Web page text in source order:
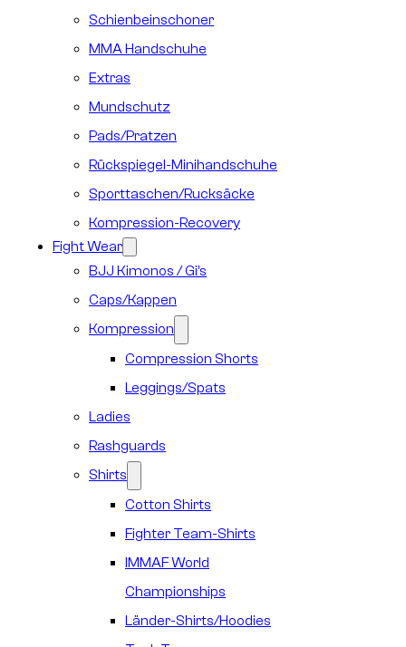
Schienbeinschoner
MMA Handschuhe
Extras
Mundschutz
Pads/Pratzen
Rückspiegel-Minihandschuhe
Sporttaschen/Rucksäcke
Kompression-Recovery
Fight Wear
BJJ Kimonos / Gi’s
Caps/Kappen
Kompression
Compression Shorts
Leggings/Spats
Ladies
Rashguards
Shirts
Cotton Shirts
Fighter Team-Shirts
IMMAF World
Championships
Länder-Shirts/Hoodies